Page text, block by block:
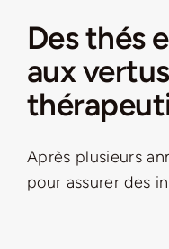
Des thés
aux vertus
Après plusieurs
pour assurer des